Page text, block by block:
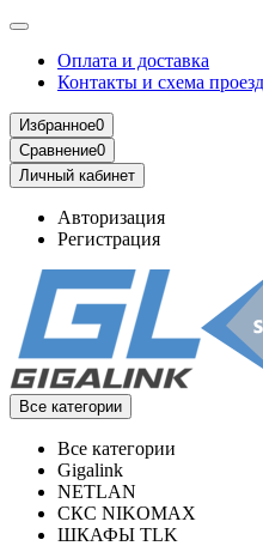
Оплата и доставка
Контакты и схема
Избранное0
Сравнение0
Личный кабинет
Авторизация
Регистрация
Все категории
Все категории
Gigalink
NETLAN
СКС NIKOMAX
ШКАФЫ TLK